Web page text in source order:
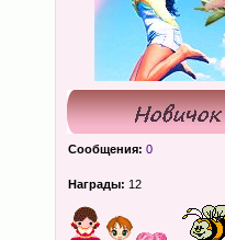
Сообщения: 0
Награды: 12